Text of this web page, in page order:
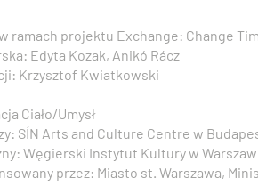
ramach projektu Exchange: Change
Edyta Kozak, Anikó Rácz
Krzysztof Kwiatkowski
Ciało/Umysł
SÍN Arts and Culture Centre w
Węgierski Instytut Kultury w
przez: Miasto st. Warszawa,